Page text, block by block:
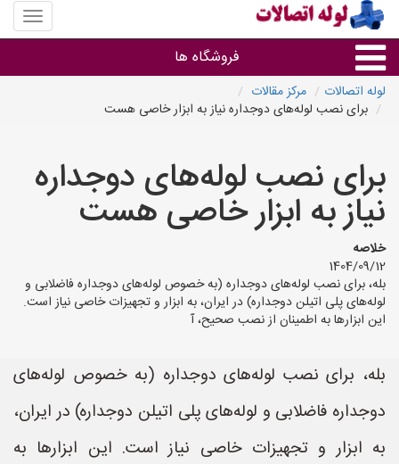
منوی
سایت
فروشگاه ها
لوله و اتصالات
سایر گروه ها
فروشگاه های لوله و اتصالات
لوله اتصالات
مرکز مقالات
برای نصب لوله‌های دوجداره نیاز به ابزار خاصی هست
برای نصب لوله‌های دوجداره
نیاز به ابزار خاصی هست
خلاصه
1404/09/12
بله، برای نصب لوله‌های دوجداره (به خصوص لوله‌های دوجداره فاضلابی و
لوله‌های پلی اتیلن دوجداره) در ایران، به ابزار و تجهیزات خاصی نیاز است.
این ابزارها به اطمینان از نصب صحیح، آ
بله، برای نصب لوله‌های دوجداره (به خصوص لوله‌های
دوجداره فاضلابی و لوله‌های پلی اتیلن دوجداره) در ایران،
به ابزار و تجهیزات خاصی نیاز است. این ابزارها به